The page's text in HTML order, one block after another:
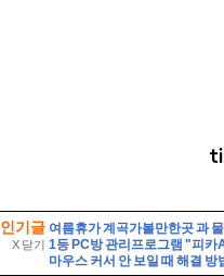
인기글
X 닫기 1등 PC방 관리프로그램 "피카